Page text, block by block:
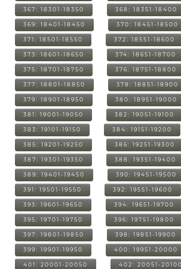
367: 18301-18350 368: 18351-18400
369: 18401-18450 370: 18451-18500
371: 18501-18550 372: 18551-18600
373: 18601-18650 374: 18651-18700
375: 18701-18750 376: 18751-18800
377: 18801-18850 378: 18851-18900
379: 18901-18950 380: 18951-19000
381: 19001-19050 382: 19051-19100
383: 19101-19150 384: 19151-19200
385: 19201-19250 386: 19251-19300
387: 19301-19350 388: 19351-19400
389: 19401-19450 390: 19451-19500
391: 19501-19550 392: 19551-19600
393: 19601-19650 394: 19651-19700
395: 19701-19750 396: 19751-19800
397: 19801-19850 398: 19851-19900
399: 19901-19950 400: 19951-20000
401: 20001-20050 402: 20051-20100